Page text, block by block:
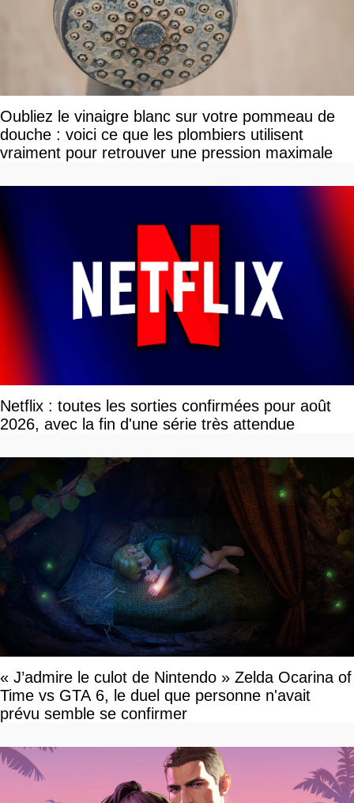
Oubliez le vinaigre blanc sur votre pommeau de
douche : voici ce que les plombiers utilisent
vraiment pour retrouver une pression maximale
Netflix : toutes les sorties confirmées pour août
2026, avec la fin d'une série très attendue
« J’admire le culot de Nintendo » Zelda Ocarina of
Time vs GTA 6, le duel que personne n'avait
prévu semble se confirmer